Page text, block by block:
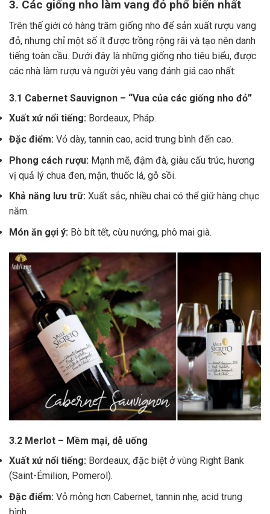
3. Các giống nho làm vang đỏ phổ biến nhất
Trên thế giới có hàng trăm giống nho để sản xuất rượu vang
đỏ, nhưng chỉ một số ít được trồng rộng rãi và tạo nên danh
tiếng toàn cầu. Dưới đây là những giống nho tiêu biểu, được
các nhà làm rượu và người yêu vang đánh giá cao nhất:
3.1 Cabernet Sauvignon – “Vua của các giống nho đỏ”
Xuất xứ nổi tiếng: Bordeaux, Pháp.
Đặc điểm: Vỏ dày, tannin cao, acid trung bình đến cao.
Phong cách rượu: Mạnh mẽ, đậm đà, giàu cấu trúc, hương
vị quả lý chua đen, mận, thuốc lá, gỗ sồi.
Khả năng lưu trữ: Xuất sắc, nhiều chai có thể giữ hàng chục
năm.
Món ăn gợi ý: Bò bít tết, cừu nướng, phô mai già.
3.2 Merlot – Mềm mại, dễ uống
Xuất xứ nổi tiếng: Bordeaux, đặc biệt ở vùng Right Bank
(Saint-Émilion, Pomerol).
Đặc điểm: Vỏ mỏng hơn Cabernet, tannin nhẹ, acid trung
bình.